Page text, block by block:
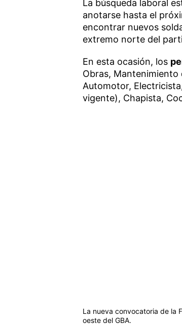
La búsqueda laboral
anotarse hasta el
encontrar nuevos
extremo norte del
En esta ocasión, los
Obras,
Automotor,
vigente), Chapista,
La nueva convocatoria de la
oeste del GBA.